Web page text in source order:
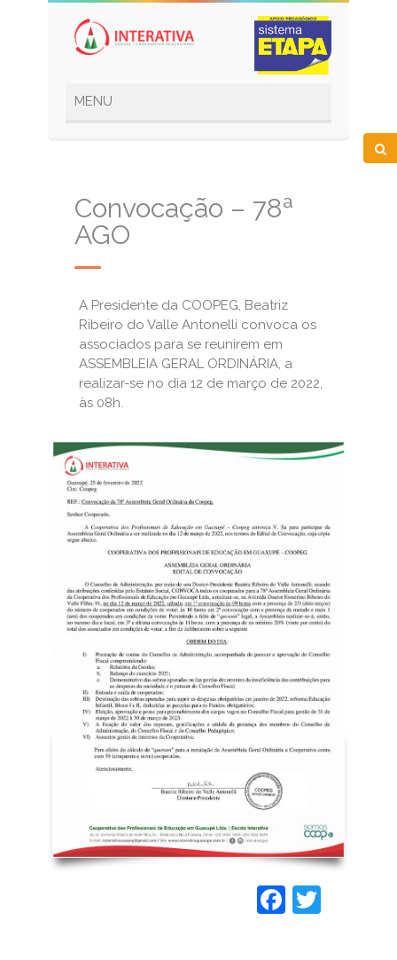
Convocação – 78ª
AGO
A Presidente da COOPEG, Beatriz
Ribeiro do Valle Antonelli convoca os
associados para se reunirem em
ASSEMBLEIA GERAL ORDINÁRIA, a
realizar-se no dia 12 de março de 2022,
às 08h.